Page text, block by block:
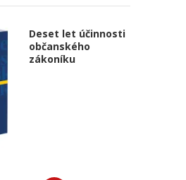
Deset let účinnosti
občanského
zákoníku